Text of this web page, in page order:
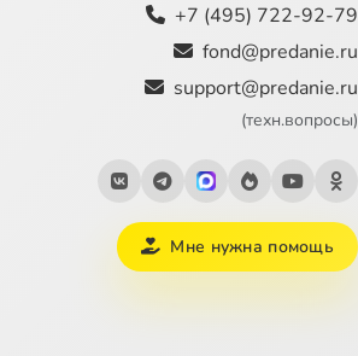
+7 (495) 722-92-79
fond@predanie.ru
support@predanie.ru
(техн.вопросы)
Мне нужна помощь